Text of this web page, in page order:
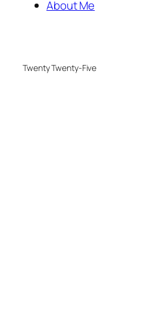
About Me
Twenty Twenty-Five